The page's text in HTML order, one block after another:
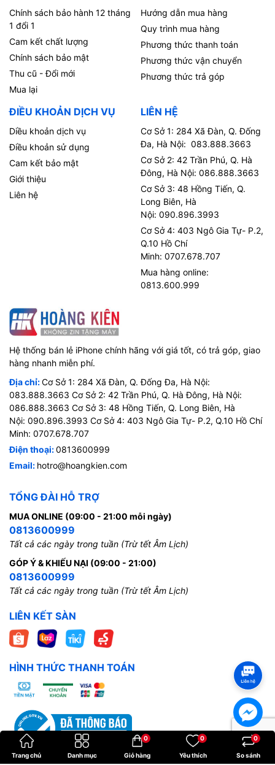
Chính sách bảo hành 12 tháng
1 đổi 1
Cam kết chất lượng
Chính sách bảo mật
Thu cũ - Đổi mới
Mua lại
Hướng dẫn mua hàng
Quy trình mua hàng
Phương thức thanh toán
Phương thức vận chuyển
Phương thức trả góp
ĐIỀU KHOẢN DỊCH VỤ
Diều khoản dịch vụ
Điều khoản sử dụng
Cam kết bảo mật
Giới thiệu
Liên hệ
LIÊN HỆ
Cơ Sở 1: 284 Xã Đàn, Q. Đống
Đa, Hà Nội: 083.888.3663
Cơ Sở 2: 42 Trần Phú, Q. Hà
Đông, Hà Nội: 086.888.3663
Cơ Sở 3: 48 Hồng Tiến, Q.
Long Biên, Hà
Nội: 090.896.3993
Cơ Sở 4: 403 Ngô Gia Tự- P.2,
Q.10 Hồ Chí
Minh: 0707.678.707
Mua hàng online:
0813.600.999
Hệ thống bán lẻ iPhone chính hãng với giá tốt, có trả góp, giao
hàng nhanh miễn phí.
Địa chỉ:Cơ Sở 1: 284 Xã Đàn, Q. Đống Đa, Hà Nội:
083.888.3663 Cơ Sở 2: 42 Trần Phú, Q. Hà Đông, Hà Nội:
086.888.3663 Cơ Sở 3: 48 Hồng Tiến, Q. Long Biên, Hà
Nội: 090.896.3993 Cơ Sở 4: 403 Ngô Gia Tự- P.2, Q.10 Hồ Chí
Minh: 0707.678.707
Điện thoại:0813600999
Email: hotro@hoangkien.com
TỔNG ĐÀI HỖ TRỢ
MUA ONLINE (09:00 - 21:00 mỗi ngày)
0813600999
Tất cả các ngày trong tuần (Trừ tết Âm Lịch)
GÓP Ý & KHIẾU NẠI (09:00 - 21:00)
0813600999
Tất cả các ngày trong tuần (Trừ tết Âm Lịch)
LIÊN KẾT SÀN
HÌNH THỨC THANH TOÁN
Trang chủ Danh mục Giỏ hàng
0
Yêu thích
0
So sánh
0